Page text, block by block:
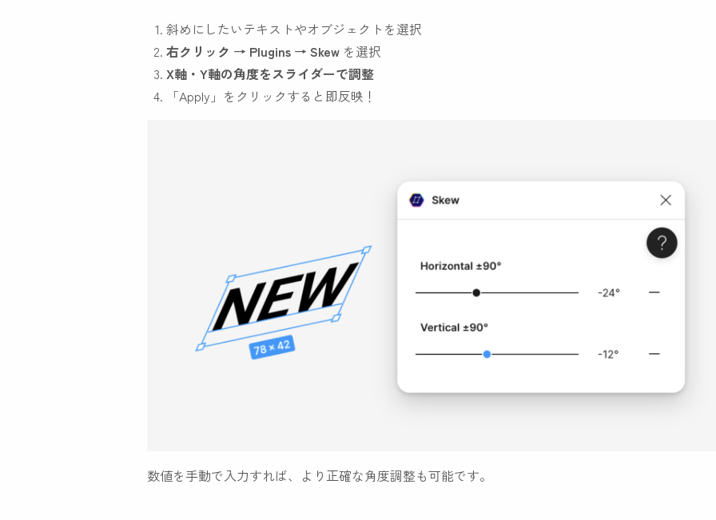
斜めにしたいテキストやオブジェクトを選択
右クリック → Plugins → Skew を選択
X軸・Y軸の角度をスライダーで調整
「Apply」をクリックすると即反映！
数値を手動で入力すれば、より正確な角度調整も可能です。